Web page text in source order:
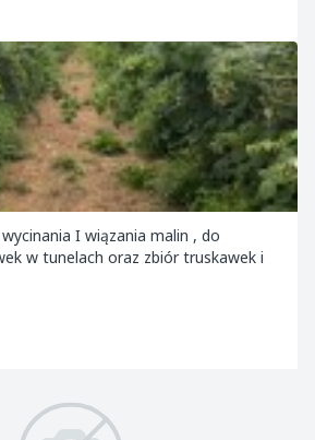
I wiązania malin , do
w tunelach oraz zbiór truskawek i